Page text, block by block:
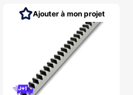
Ajouter à mon projet